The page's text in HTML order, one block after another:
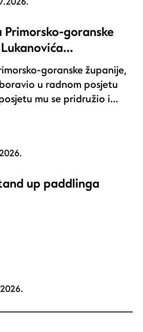
Primorsko-goranske
goranske županije,
u radnom posjetu
mu se pridružio i…
up paddlinga